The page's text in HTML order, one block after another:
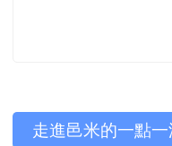
左邊區域內容
走進邑米的一點